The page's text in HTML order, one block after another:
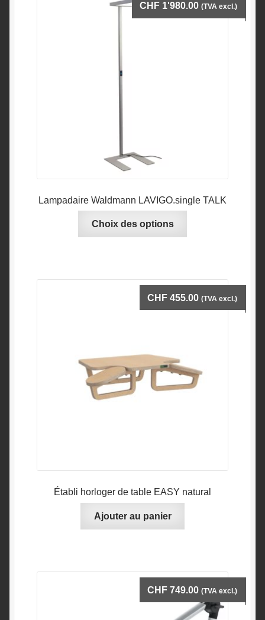
Lampadaire Waldmann LAVIGO.single TALK
CHF 1'980.00 (TVA excl.)
Choix des options
sur
la
Établi horloger de table EASY natural
CHF 455.00 (TVA excl.)
Ajouter au panier
CHF 749.00 (TVA excl.)